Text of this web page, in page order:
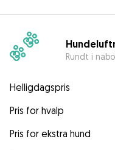
Rundt i
Helligdagspris
Pris for hvalp
Pris for ekstra hund